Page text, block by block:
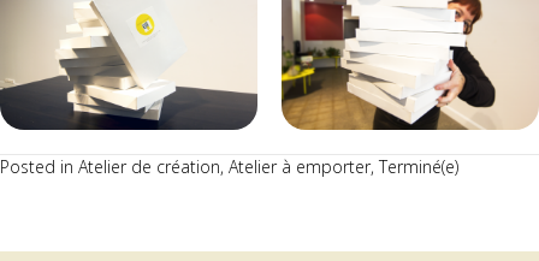
Posted in Atelier de création, Atelier à emporter,Terminé(e)